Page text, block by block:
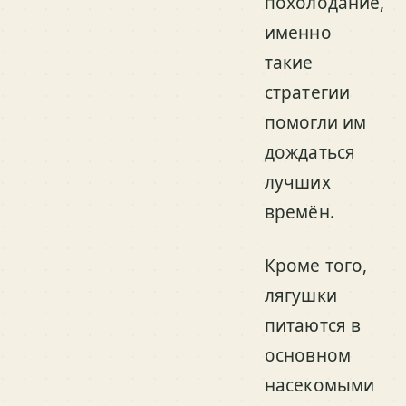
именно
такие
стратегии
помогли им
дождаться
лучших
времён.
Кроме того,
лягушки
питаются в
основном
насекомыми